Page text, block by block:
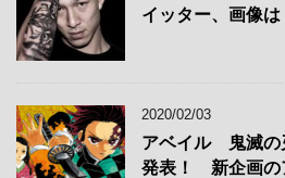
イッター、画像は
2020/02/03
アベイル 鬼滅の
発表！ 新企画の